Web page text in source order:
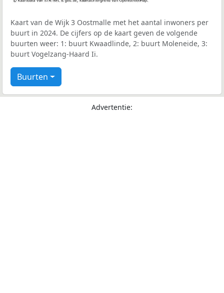
Kaart van de Wijk 3 Oostmalle met het aantal inwoners per
buurt in 2024. De cijfers op de kaart geven de volgende
buurten weer: 1: buurt Kwaadlinde, 2: buurt Moleneide, 3:
buurt Vogelzang-Haard Ii.
Buurten
Advertentie: